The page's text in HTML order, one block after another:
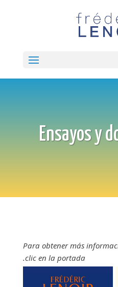
Ensayos y
Para obtener más
clic en la portada.